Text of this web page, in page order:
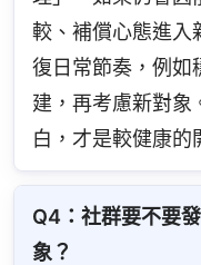
較、補償心態進入
復日常節奏，例如
建，再考慮新對象
白，才是較健康的
Q4：社群要不要
象？